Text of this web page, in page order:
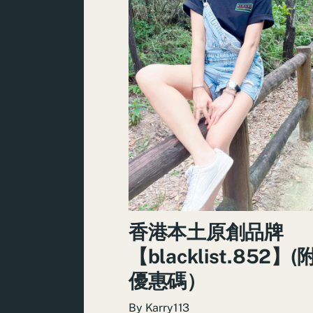
香港本土原創品牌
【blacklist.852】(
優惠碼）
By Karry113